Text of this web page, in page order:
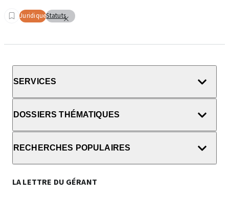
JuridiqueStatuts
SERVICES
DOSSIERS THÉMATIQUES
RECHERCHES POPULAIRES
LA LETTRE DU GÉRANT